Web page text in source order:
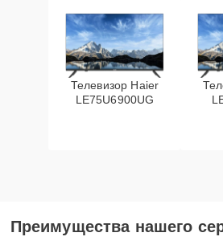
Телевизор Haier
LE75U6900UG
Преимущества нашего